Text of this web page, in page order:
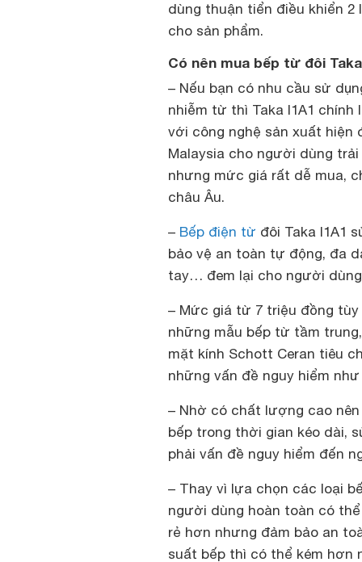
dùng thuận tiển điều khiển
cho sản phẩm.
Có nên mua bếp từ đôi
– Nếu bạn có nhu cầu sử
nhiễm từ thì Taka I1A1
với công nghệ sản xuất hiện
Malaysia cho người dùng
nhưng mức giá rất dễ mua,
châu Âu.
– Bếp điện từ đôi Taka I1A1
bảo vệ an toàn tự động, đa
tay… đem lại cho người
– Mức giá từ 7 triệu đồng
những mẫu bếp từ tầm
mặt kính Schott Ceran tiêu
những vấn đề nguy hiểm
– Nhờ có chất lượng cao
bếp trong thời gian kéo dài,
phải vấn đề nguy hiểm đến
– Thay vì lựa chọn các loại
người dùng hoàn toàn có
rẻ hơn nhưng đảm bảo an
suất bếp thì có thể kém hơn